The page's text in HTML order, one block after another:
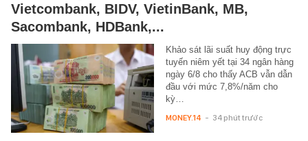
Vietcombank, BIDV, VietinBank, MB,
Sacombank, HDBank,...
Khảo sát lãi suất huy động trực
tuyến niêm yết tại 34 ngân hàng
ngày 6/8 cho thấy ACB vẫn dẫn
đầu với mức 7,8%/năm cho
kỳ…
MONEY.14 - 34 phút trước